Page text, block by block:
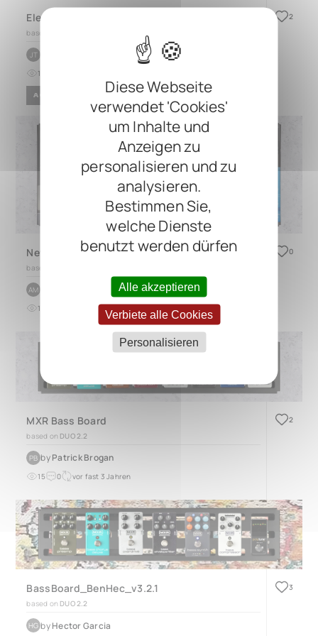
Diese Webseite
verwendet 'Cookies'
um Inhalte und
Anzeigen zu
personalisieren und zu
analysieren.
Bestimmen Sie,
welche Dienste
benutzt werden dürfen
Alle akzeptieren
Verbiete alle Cookies
Personalisieren
Electrical & Upright Bass Pedal Board Set Up
based on
JT
14
ACOUSTIC BLUES ROCK
2
New Pedal Board-copy
based on
AM ANTHONY P MORRIS
13 vor 9 Monaten
0
MXR Bass Board
based on DUO 2.2
PB byPatrick Brogan
15 0 vor fast 3 Jahren
2
BassBoard_BenHec_v3.2.1
based on DUO 2.2
HG byHector Garcia
3